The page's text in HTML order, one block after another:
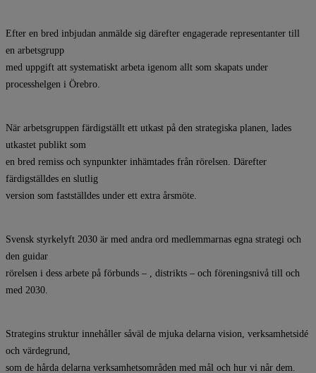
Efter en bred inbjudan anmälde sig därefter engagerade representanter till
en arbetsgrupp
med uppgift att systematiskt arbeta igenom allt som skapats under
processhelgen i Örebro.
När arbetsgruppen färdigställt ett utkast på den strategiska planen, lades
utkastet publikt som
en bred remiss och synpunkter inhämtades från rörelsen. Därefter
färdigställdes en slutlig
version som fastställdes under ett extra årsmöte.
Svensk styrkelyft 2030 är med andra ord medlemmarnas egna strategi och
den guidar
rörelsen i dess arbete på förbunds – , distrikts – och föreningsnivå till och
med 2030.
Strategins struktur innehåller såväl de mjuka delarna vision, verksamhetsidé
och värdegrund,
som de hårda delarna verksamhetsområden med mål och hur vi når dem.